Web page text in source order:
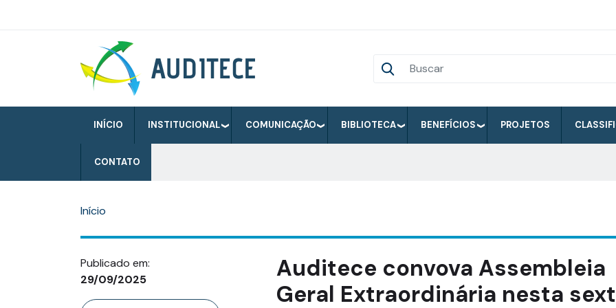
INÍCIO INSTITUCIONAL COMUNICAÇÃO BIBLIOTECA BENEFÍCIOS PROJETOS
CONTATO
Início
Publicado em:
29/09/2025
Auditece convova Assembleia
Geral Extraordinária nesta